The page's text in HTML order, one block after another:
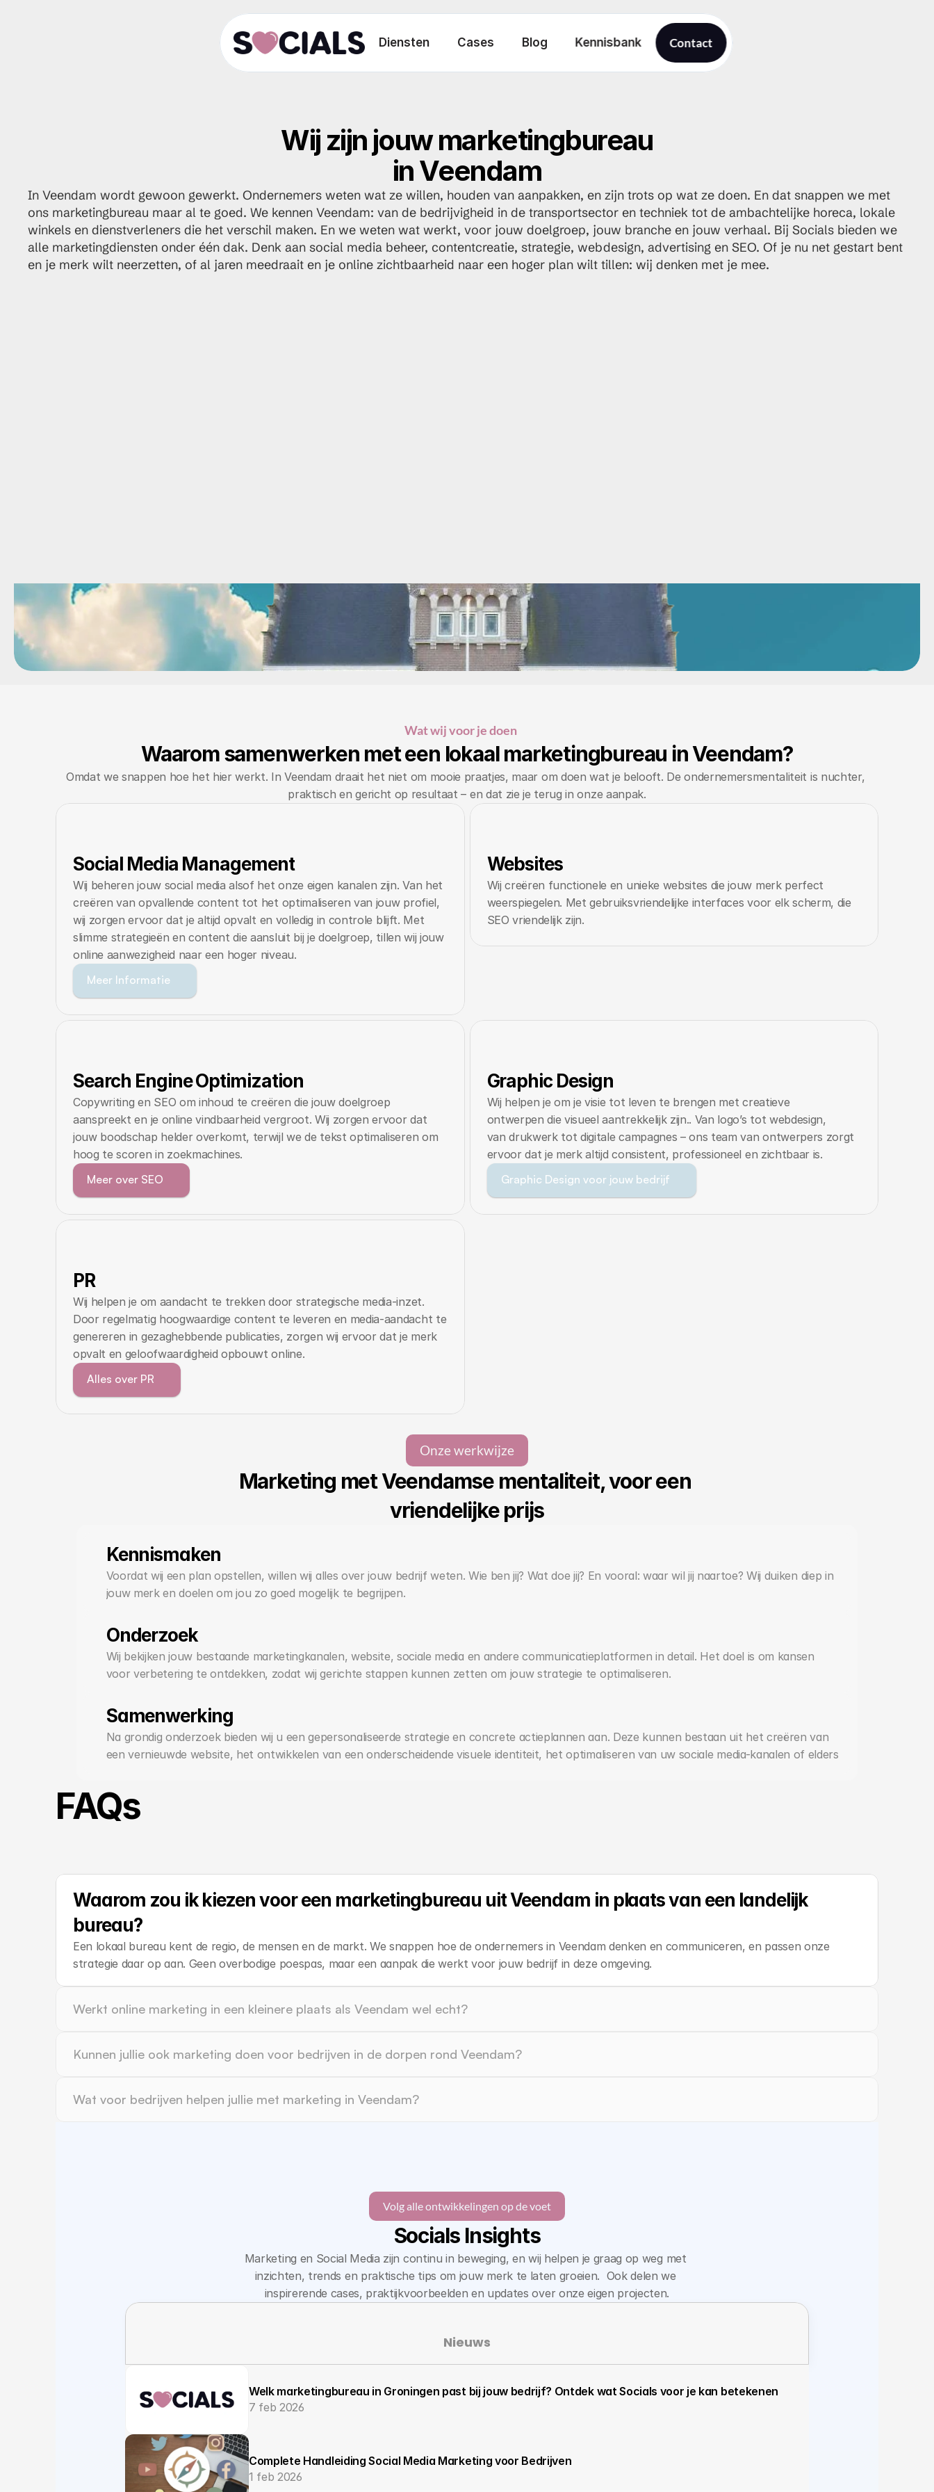
Wij zijn jouw marketingbureau
in Veendam
In Veendam wordt gewoon gewerkt. Ondernemers weten wat ze willen, houden van aanpakken, en zijn trots op wat ze doen. En dat snappen we met
ons marketingbureau maar al te goed. We kennen Veendam: van de bedrijvigheid in de transportsector en techniek tot de ambachtelijke horeca, lokale
winkels en dienstverleners die het verschil maken. En we weten wat werkt, voor jouw doelgroep, jouw branche en jouw verhaal. Bij Socials bieden we
alle marketingdiensten onder één dak. Denk aan social media beheer, contentcreatie, strategie, webdesign, advertising en SEO. Of je nu net gestart bent
en je merk wilt neerzetten, of al jaren meedraait en je online zichtbaarheid naar een hoger plan wilt tillen: wij denken met je mee.
Onze werkwijze
Marketing met Veendamse mentaliteit, voor een
vriendelijke prijs
Kennismaken
Voordat wij een plan opstellen, willen wij alles over jouw bedrijf weten. Wie ben jij? Wat doe jij? En vooral: waar wil jij naartoe? Wij duiken diep in
jouw merk en doelen om jou zo goed mogelijk te begrijpen.
Onderzoek
Wij bekijken jouw bestaande marketingkanalen, website, sociale media en andere communicatieplatformen in detail. Het doel is om kansen
voor verbetering te ontdekken, zodat wij gerichte stappen kunnen zetten om jouw strategie te optimaliseren.
Samenwerking
Na grondig onderzoek bieden wij u een gepersonaliseerde strategie en concrete actieplannen aan. Deze kunnen bestaan uit het creëren van
een vernieuwde website, het ontwikkelen van een onderscheidende visuele identiteit, het optimaliseren van uw sociale media-kanalen of elders
Volg alle ontwikkelingen op de voet
Socials Insights
Marketing en Social Media zijn continu in beweging, en wij helpen je graag op weg met
inzichten, trends en praktische tips om jouw merk te laten groeien.  Ook delen we
inspirerende cases, praktijkvoorbeelden en updates over onze eigen projecten.
Nieuws
Welk marketingbureau in Groningen past bij jouw bedrijf? Ontdek wat Socials voor je kan betekenen
7 feb 2026
Complete Handleiding Social Media Marketing voor Bedrijven
1 feb 2026
Wat wij voor je doen
Waarom samenwerken met een lokaal marketingbureau in Veendam?
Omdat we snappen hoe het hier werkt. In Veendam draait het niet om mooie praatjes, maar om doen wat je belooft. De ondernemersmentaliteit is nuchter,
praktisch en gericht op resultaat – en dat zie je terug in onze aanpak.
Social Media Management
Wij beheren jouw social media alsof het onze eigen kanalen zijn. Van het
creëren van opvallende content tot het optimaliseren van jouw profiel,
wij zorgen ervoor dat je altijd opvalt en volledig in controle blijft. Met
slimme strategieën en content die aansluit bij je doelgroep, tillen wij jouw
online aanwezigheid naar een hoger niveau.
Meer Informatie
Websites
Wij creëren functionele en unieke websites die jouw merk perfect
weerspiegelen. Met gebruiksvriendelijke interfaces voor elk scherm, die
SEO vriendelijk zijn.
Search Engine Optimization
Copywriting en SEO om inhoud te creëren die jouw doelgroep
aanspreekt en je online vindbaarheid vergroot. Wij zorgen ervoor dat
jouw boodschap helder overkomt, terwijl we de tekst optimaliseren om
hoog te scoren in zoekmachines.
Meer over SEO
Graphic Design
Wij helpen je om je visie tot leven te brengen met creatieve
ontwerpen die visueel aantrekkelijk zijn.. Van logo’s tot webdesign,
van drukwerk tot digitale campagnes – ons team van ontwerpers zorgt
ervoor dat je merk altijd consistent, professioneel en zichtbaar is.
Graphic Design voor jouw bedrijf
PR
Wij helpen je om aandacht te trekken door strategische media-inzet.
Door regelmatig hoogwaardige content te leveren en media-aandacht te
genereren in gezaghebbende publicaties, zorgen wij ervoor dat je merk
opvalt en geloofwaardigheid opbouwt online.
Alles over PR
FAQs
Waarom zou ik kiezen voor een marketingbureau uit Veendam in plaats van een landelijk
bureau?
Een lokaal bureau kent de regio, de mensen en de markt. We snappen hoe de ondernemers in Veendam denken en communiceren, en passen onze
strategie daar op aan. Geen overbodige poespas, maar een aanpak die werkt voor jouw bedrijf in deze omgeving.
Werkt online marketing in een kleinere plaats als Veendam wel echt?
Kunnen jullie ook marketing doen voor bedrijven in de dorpen rond Veendam?
Wat voor bedrijven helpen jullie met marketing in Veendam?
Diensten Cases Blog Kennisbank Contact